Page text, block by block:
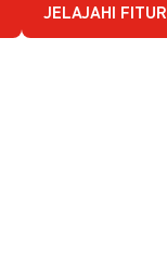
JELAJAHI FITUR